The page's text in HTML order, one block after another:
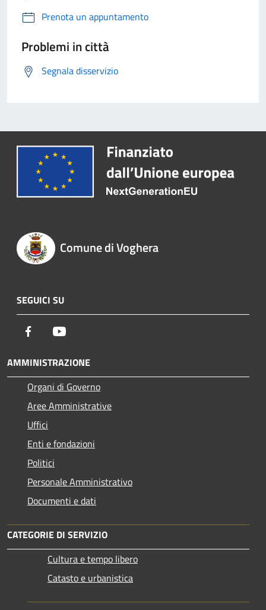
Prenota un appuntamento
Problemi in città
Segnala disservizio
Comune di Voghera
SEGUICI SU
Facebook
AMMINISTRAZIONE
Organi di Governo
Aree Amministrative
Uffici
Enti e fondazioni
Politici
Personale Amministrativo
Documenti e dati
CATEGORIE DI SERVIZIO
Cultura e tempo libero
Catasto e urbanistica